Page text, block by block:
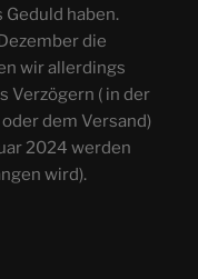
Geduld haben.
die
wir allerdings
Verzögern ( in der
dem Versand)
2024 werden
wird).